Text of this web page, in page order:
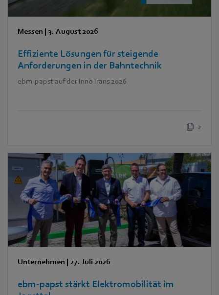
Messen | 3. August 2026
Effiziente Lösungen für steigende
Anforderungen in der Bahntechnik
ebm‑papst auf der InnoTrans 2026
2
Unternehmen | 27. Juli 2026
ebm‑papst stärkt Elektromobilität im